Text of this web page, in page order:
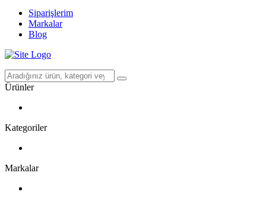
Siparişlerim
Markalar
Blog
Ürünler
Kategoriler
Markalar